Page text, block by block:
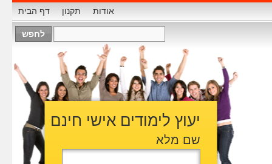
אודות תקנון דף הבית
יעוץ לימודים אישי חינם
שם מלא